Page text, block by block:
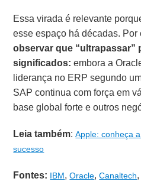
Essa virada é relevante
esse espaço há décadas. Por
observar que “ultrapassar”
significados: embora a
liderança no ERP segundo
SAP continua com força em
base global forte e outros
Leia também:Apple: conheça
sucesso
Fontes: IBM,Oracle,Canaltech,